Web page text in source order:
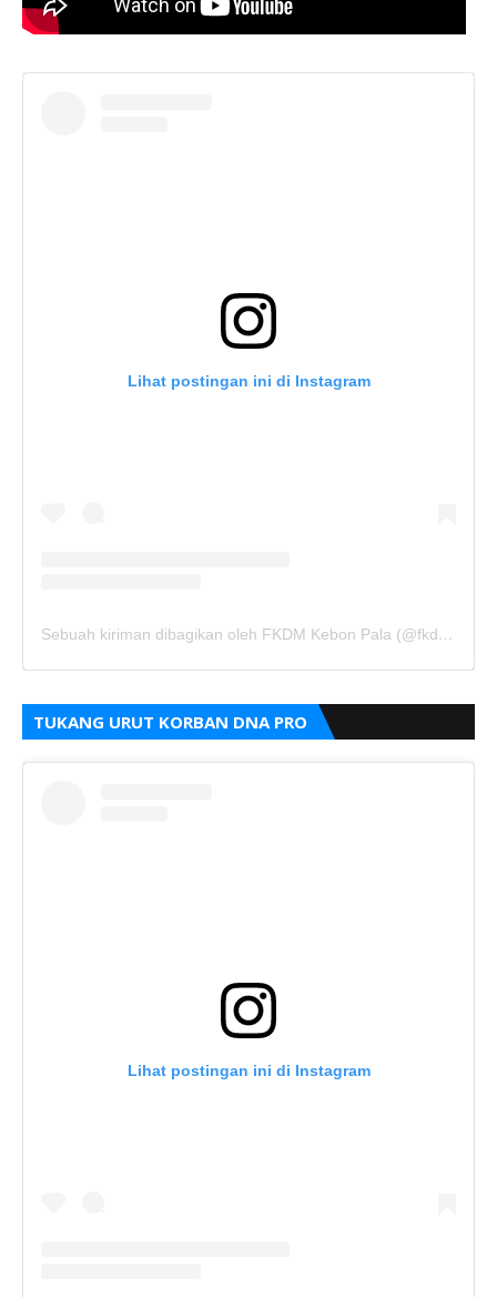
Lihat postingan ini di Instagram
Sebuah kiriman dibagikan oleh FKDM Kebon Pala (@fkdm_kebonpala)
TUKANG URUT KORBAN DNA PRO
Lihat postingan ini di Instagram